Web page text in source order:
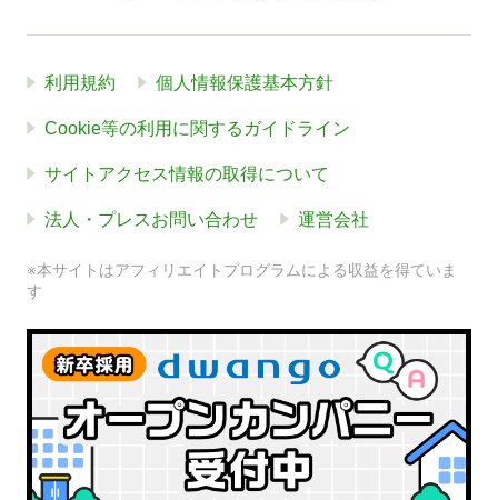
利用規約 個人情報保護基本方針
Cookie等の利用に関するガイドライン
サイトアクセス情報の取得について
法人・プレスお問い合わせ 運営会社
※本サイトはアフィリエイトプログラムによる収益を得ていま
す